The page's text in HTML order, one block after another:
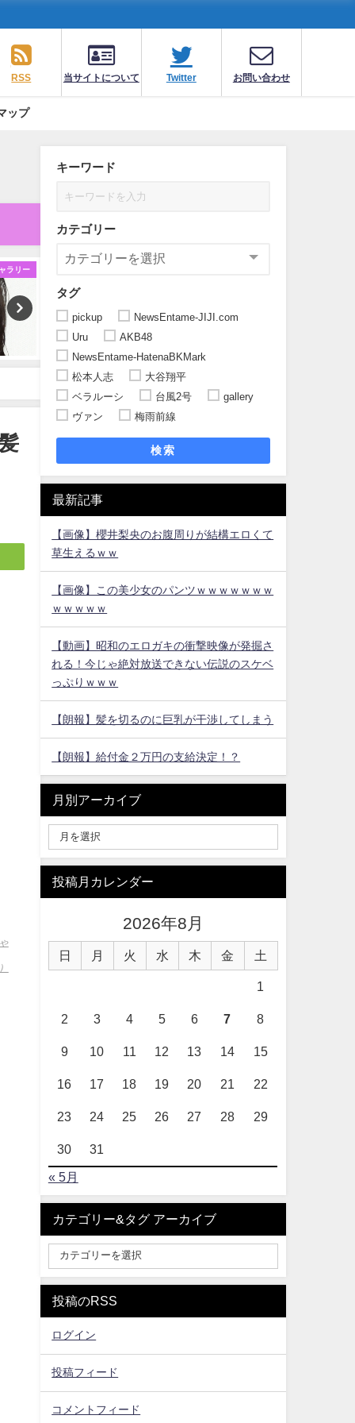
RSS 当サイトについて Twitter お問い合わせ
ップ
ギャラリー
キーワード
カテゴリー
タグ
pickup
NewsEntame-JIJI.com
Uru
AKB48
NewsEntame-HatenaBKMark
松本人志
大谷翔平
ベラルーシ
台風2号
gallery
ヴァン
梅雨前線
検索
最新記事
【画像】櫻井梨央のお腹周りが結構エロくて
草生えるｗｗ
【画像】この美少女のパンツｗｗｗｗｗｗｗ
ｗｗｗｗｗ
【動画】昭和のエロガキの衝撃映像が発掘さ
れる！今じゃ絶対放送できない伝説のスケベ
っぷりｗｗｗ
【朗報】髪を切るのに巨乳が干渉してしまう
【朗報】給付金２万円の支給決定！？
月別アーカイブ
投稿月カレンダー
2026年8月
日 月 火 水 木 金 土
1
2 3 4 5 6 7 8
9 10 11 12 13 14 15
16 17 18 19 20 21 22
23 24 25 26 27 28 29
30 31
« 5月
カテゴリー&タグ アーカイブ
投稿のRSS
ログイン
投稿フィード
コメントフィード